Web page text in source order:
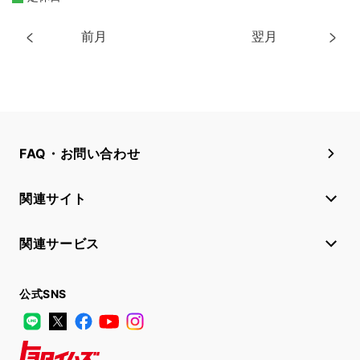
前月 翌月
FAQ・お問い合わせ
関連サイト
関連サービス
公式SNS
LINE
X FacebookYouTube